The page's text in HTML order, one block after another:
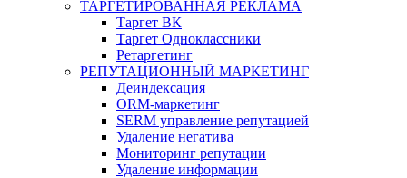
ТАРГЕТИРОВАННАЯ РЕКЛАМА
Таргет ВК
Таргет Одноклассники
Ретаргетинг
РЕПУТАЦИОННЫЙ МАРКЕТИНГ
Деиндексация
ORM-маркетинг
SERM управление репутацией
Удаление негатива
Мониторинг репутации
Удаление информации